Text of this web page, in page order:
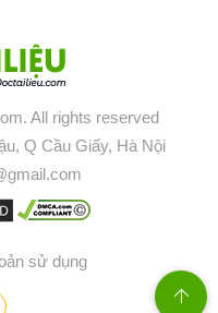
All rights reserved
Q Cầu Giấy, Hà Nội
sử dụng